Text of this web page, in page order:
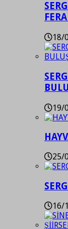
18/
19/
25/
16/